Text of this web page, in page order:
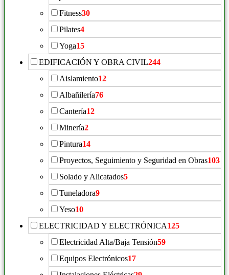
Fitness30
Pilates4
Yoga15
EDIFICACIÓN Y OBRA CIVIL244
Aislamiento12
Albañilería76
Cantería12
Minería2
Pintura14
Proyectos, Seguimiento y Seguridad en Obras103
Solado y Alicatados5
Tuneladora9
Yeso10
ELECTRICIDAD Y ELECTRÓNICA125
Electricidad Alta/Baja Tensión59
Equipos Electrónicos17